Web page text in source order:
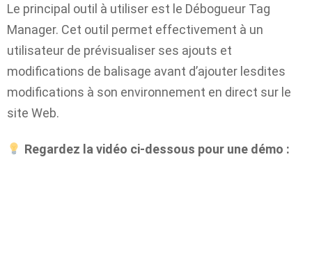
Le principal outil à utiliser est le Débogueur Tag
Manager. Cet outil permet effectivement à un
utilisateur de prévisualiser ses ajouts et
modifications de balisage avant d’ajouter lesdites
modifications à son environnement en direct sur le
site Web.
Regardez la vidéo ci-dessous pour une démo :